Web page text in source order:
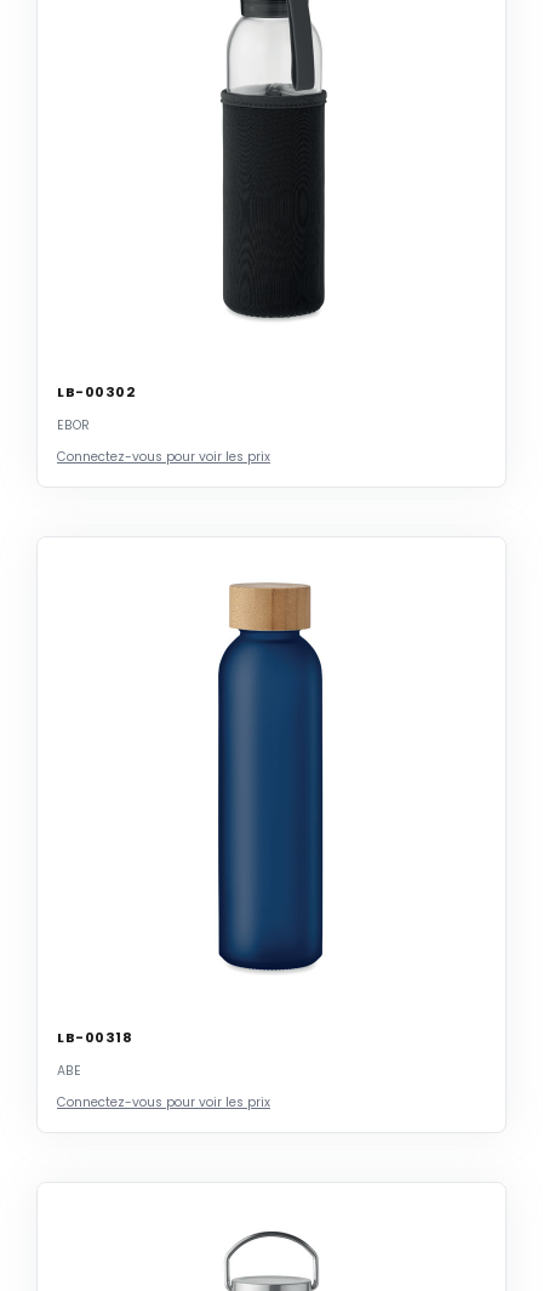
LB-00302
EBOR
Connectez-vous pour voir les prix
LB-00318
ABE
Connectez-vous pour voir les prix